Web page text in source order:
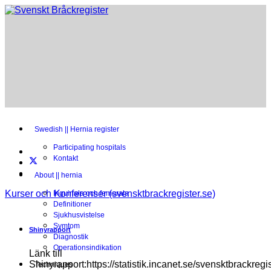
Swedish || Hernia register
Participating hospitals
Kontakt
About || hernia
Inguinala och femorala
Definitioner
Sjukhusvistelse
Symtom
Diagnostik
Operationsindikation
Techniques
Kurser och Konferenser (svensktbrackregister.se)
Shinyrapport
Länk till
Shinyrapport:https://statistik.incanet.se/